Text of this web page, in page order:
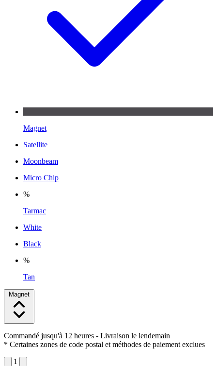
Magnet
Satellite
Moonbeam
Micro Chip
%
Tarmac
White
Black
%
Tan
Magnet
Commandé jusqu'à 12 heures - Livraison le lendemain
* Certaines zones de code postal et méthodes de paiement exclues
1